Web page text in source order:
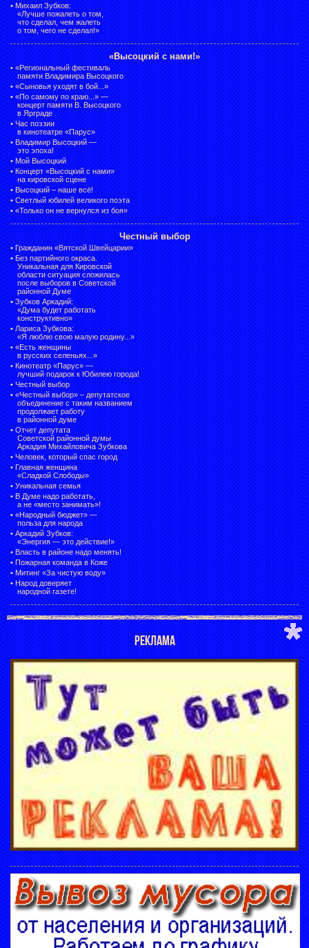
• Михаил Зубков:
«Лучше пожалеть о том,
что сделал, чем жалеть
о том, чего не сделал!»
«Высоцкий с нами!»
• «Региональный фестиваль
памяти Владимира Высоцкого
• «Сыновья уходят в бой...»
• «По самому по краю...» —
концерт памяти В. Высоцкого
в Ярграде
• Час поэзии
в кинотеатре «Парус»
• Владимир Высоцкий —
это эпоха!
• Мой Высоцкий
• Концерт «Высоцкий с нами»
на кировской сцене
• Высоцкий – наше всё!
• Светлый юбилей великого поэта
• «Только он не вернулся из боя»
Честный выбор
• Гражданин «Вятской Швейцарии»
• Без партийного окраса.
Уникальная для Кировской
области ситуация сложилась
после выборов в Советской
районной Думе
• Зубков Аркадий:
«Дума будет работать
конструктивно»
• Лариса Зубкова:
«Я люблю свою малую родину...»
• «Есть женщины
в русских селеньях...»
• Кинотеатр «Парус» —
лучший подарок к Юбилею города!
• Честный выбор
• «Честный выбор» – депутатское
объединение с таким названием
продолжает работу
в районной думе
• Отчет депутата
Советской районной думы
Аркадия Михайловича Зубкова
• Человек, который спас город
• Главная женщина
«Сладкой Слободы»
• Уникальная семья
• В Думе надо работать,
а не «место занимать»!
• «Народный бюджет» —
польза для народа
• Аркадий Зубков:
«Энергия — это действие!»
• Власть в районе надо менять!
• Пожарная команда в Коже
• Митинг «За чистую воду»
• Народ доверяет
народной газете!
РЕКЛАМА